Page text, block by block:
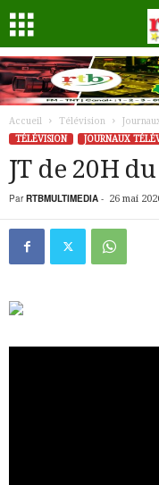
Accueil Télévision
TÉLÉVISION
JOURNAUX
JT de 20H
Par RTBMULTIMEDIA - 26 mai